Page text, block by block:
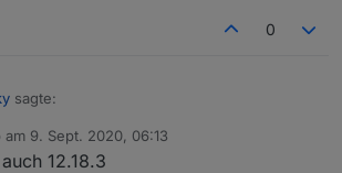
0
sagte:
in node
am 9. Sept. 2020, 06:13
von
12.18.3